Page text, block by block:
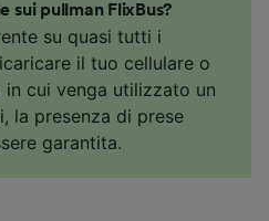
sui pullman FlixBus?
su quasi tutti i
il tuo cellulare o
cui venga utilizzato un
la presenza di prese
garantita.